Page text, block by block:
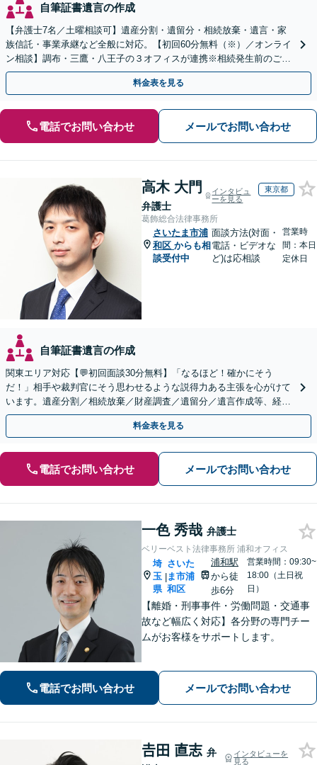
自筆証書遺言の作成
【弁護士7名／土曜相談可】遺産分割・遺留分・相続放棄・遺言・家
族信託・事業承継など全般に対応。【初回60分無料（※）／オンライ
ン相談】調布・三鷹・八王子の３オフィスが連携※相続発生前のご相
談など有料相談になるものもございます。
料金表を見る
電話でお問い合わせ メールでお問い合わせ
高木 大門
弁護士
インタビュ
ーを見る
東京都
葛飾総合法律事務所
さいたま市浦
和区 からも相
談受付中
面談方法(対面・
電話・ビデオな
ど)は応相談
営業時
間：本日
定休日
自筆証書遺言の作成
関東エリア対応【💬初回面談30分無料】「なるほど！確かにそう
だ！」相手や裁判官にそう思わせるような説得力ある主張を心がけて
います。遺産分割／相続放棄／財産調査／遺留分／遺言作成等、経験
豊富な事務所。複雑な手続を代行【年間相談100件以上】
料金表を見る
電話でお問い合わせ メールでお問い合わせ
一色 秀哉 弁護士
ベリーベスト法律事務所 浦和オフィス
埼
玉
県
|
さいた
ま市浦
和区
浦和駅
から徒
歩6分
営業時間：09:30~
18:00（土日祝
日）
【離婚・刑事事件・労働問題・交通事
故など幅広く対応】各分野の専門チー
ムがお客様をサポートします。
電話でお問い合わせ メールでお問い合わせ
𠮷田 直志 弁
インタビューを
見る